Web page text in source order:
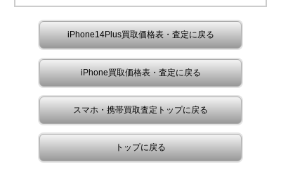
iPhone14Plus買取価格表・査定に戻る
iPhone買取価格表・査定に戻る
スマホ・携帯買取査定トップに戻る
トップに戻る